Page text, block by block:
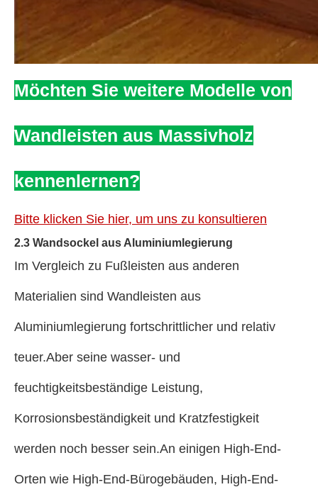
Möchten Sie weitere Modelle von
Wandleisten aus Massivholz
kennenlernen?
Bitte klicken Sie hier, um uns zu konsultieren
2.3 Wandsockel aus Aluminiumlegierung
Im Vergleich zu Fußleisten aus anderen
Materialien sind Wandleisten aus
Aluminiumlegierung fortschrittlicher und relativ
teuer.Aber seine wasser- und
feuchtigkeitsbeständige Leistung,
Korrosionsbeständigkeit und Kratzfestigkeit
werden noch besser sein.An einigen High-End-
Orten wie High-End-Bürogebäuden, High-End-